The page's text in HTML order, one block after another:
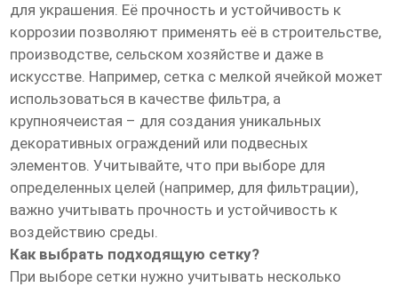
для украшения. Её прочность и устойчивость к
коррозии позволяют применять её в строительстве,
производстве, сельском хозяйстве и даже в
искусстве. Например, сетка с мелкой ячейкой может
использоваться в качестве фильтра, а
крупноячеистая – для создания уникальных
декоративных ограждений или подвесных
элементов. Учитывайте, что при выборе для
определенных целей (например, для фильтрации),
важно учитывать прочность и устойчивость к
воздействию среды.
Как выбрать подходящую сетку?
При выборе сетки нужно учитывать несколько